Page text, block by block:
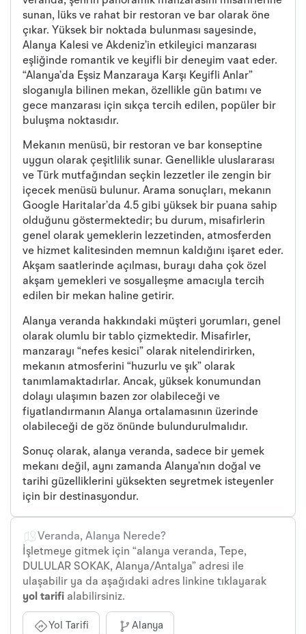
sunan, lüks ve rahat bir restoran ve bar olarak öne
çıkar. Yüksek bir noktada bulunması sayesinde,
Alanya Kalesi ve Akdeniz’in etkileyici manzarası
eşliğinde romantik ve keyifli bir deneyim vaat eder.
“Alanya’da Eşsiz Manzaraya Karşı Keyifli Anlar”
sloganıyla bilinen mekan, özellikle gün batımı ve
gece manzarası için sıkça tercih edilen, popüler bir
buluşma noktasıdır.
Mekanın menüsü, bir restoran ve bar konseptine
uygun olarak çeşitlilik sunar. Genellikle uluslararası
ve Türk mutfağından seçkin lezzetler ile zengin bir
içecek menüsü bulunur. Arama sonuçları, mekanın
Google Haritalar’da 4.5 gibi yüksek bir puana sahip
olduğunu göstermektedir; bu durum, misafirlerin
genel olarak yemeklerin lezzetinden, atmosferden
ve hizmet kalitesinden memnun kaldığını işaret eder.
Akşam saatlerinde açılması, burayı daha çok özel
akşam yemekleri ve sosyalleşme amacıyla tercih
edilen bir mekan haline getirir.
Alanya veranda hakkındaki müşteri yorumları, genel
olarak olumlu bir tablo çizmektedir. Misafirler,
manzarayı “nefes kesici” olarak nitelendirirken,
mekanın atmosferini “huzurlu ve şık” olarak
tanımlamaktadırlar. Ancak, yüksek konumundan
dolayı ulaşımın bazen zor olabileceği ve
fiyatlandırmanın Alanya ortalamasının üzerinde
olabileceği de göz önünde bulundurulmalıdır.
Sonuç olarak, alanya veranda, sadece bir yemek
mekanı değil, aynı zamanda Alanya’nın doğal ve
tarihi güzelliklerini yüksekten seyretmek isteyenler
için bir destinasyondur.
Veranda, Alanya Nerede?
İşletmeye gitmek için “alanya veranda, Tepe,
DULULAR SOKAK, Alanya/Antalya” adresi ile
ulaşabilir ya da aşağıdaki adres linkine tıklayarak
yol tarifi alabilirsiniz.
Yol Tarifi Alanya